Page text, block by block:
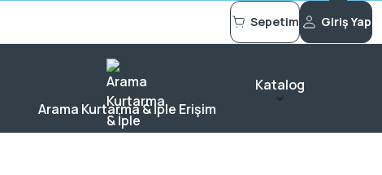
Sepetim Giriş Yap
Arama Kurtarma & İple Erişim
Katalog